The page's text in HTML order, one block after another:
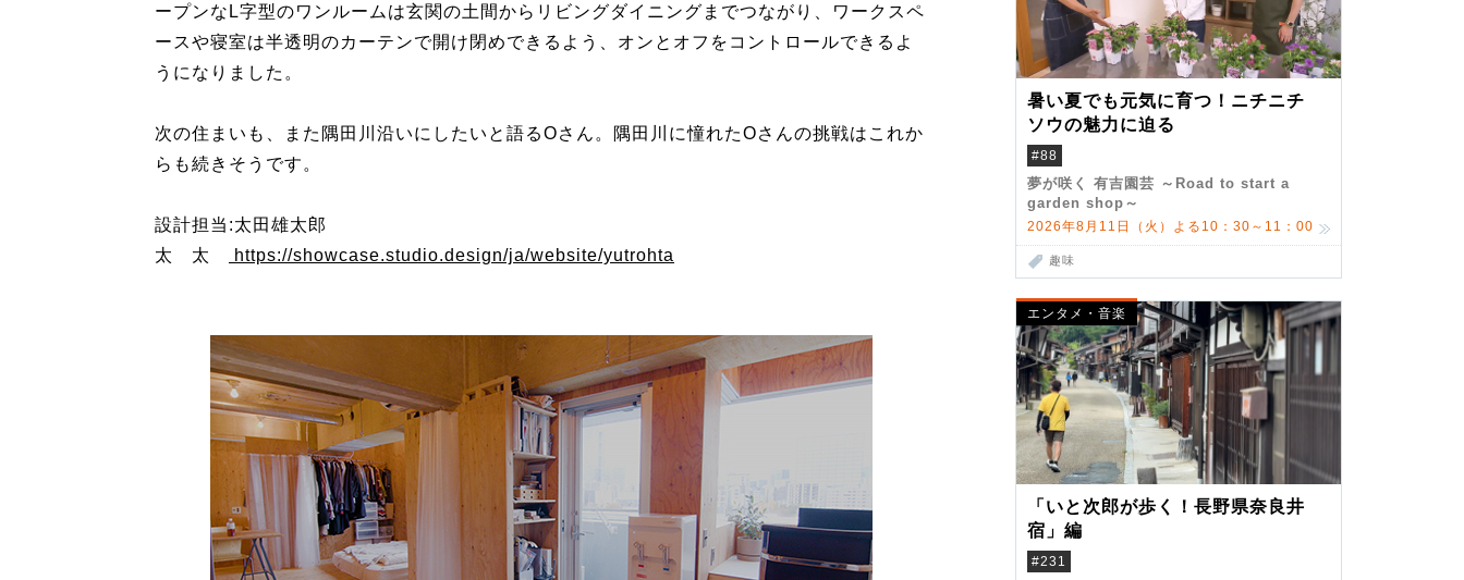
暑い夏でも元気に育つ！ニチニチ
ソウの魅力に迫る
#88
夢が咲く 有吉園芸 ～Road to start a
garden shop～
2026年8月11日（火）よる10：30～11：00
趣味
エンタメ・音楽
「いと次郎が歩く！長野県奈良井
宿」編
#231
ープンなL字型のワンルームは玄関の土間からリビングダイニングまでつながり、ワークスペ
ースや寝室は半透明のカーテンで開け閉めできるよう、オンとオフをコントロールできるよ
うになりました。
次の住まいも、また隅田川沿いにしたいと語るOさん。隅田川に憧れたOさんの挑戦はこれか
らも続きそうです。
設計担当:太田雄太郎
太 太
https://showcase.studio.design/ja/website/yutrohta